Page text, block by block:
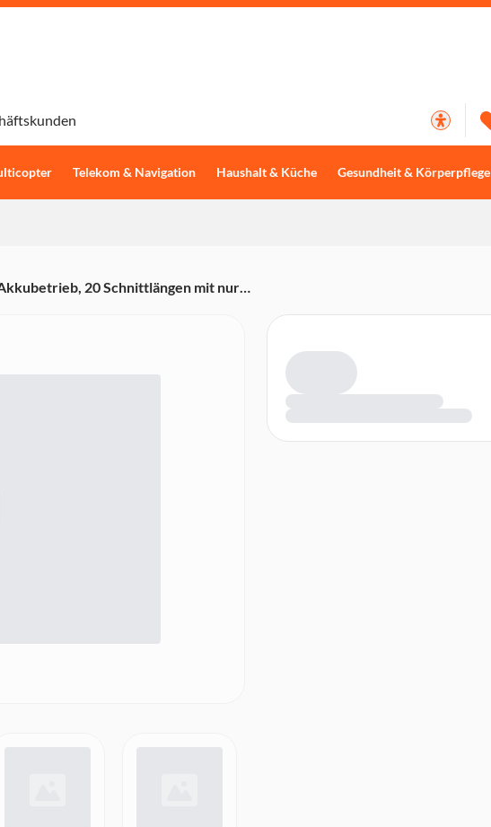
Telekom & Navigation Haushalt & Küche Gesundheit & Körperpflege
20 Schnittlängen mit nur